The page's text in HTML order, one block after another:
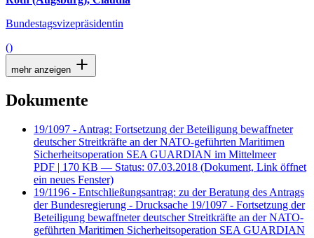
Bundestagsvizepräsidentin
()
mehr anzeigen
Dokumente
19/1097 - Antrag: Fortsetzung der Beteiligung bewaffneter
deutscher Streitkräfte an der NATO-geführten Maritimen
Sicherheitsoperation SEA GUARDIAN im Mittelmeer
PDF | 170 KB — Status: 07.03.2018 (Dokument, Link öffnet
ein neues Fenster)
19/1196 - Entschließungsantrag: zu der Beratung des Antrags
der Bundesregierung - Drucksache 19/1097 - Fortsetzung der
Beteiligung bewaffneter deutscher Streitkräfte an der NATO-
geführten Maritimen Sicherheitsoperation SEA GUARDIAN